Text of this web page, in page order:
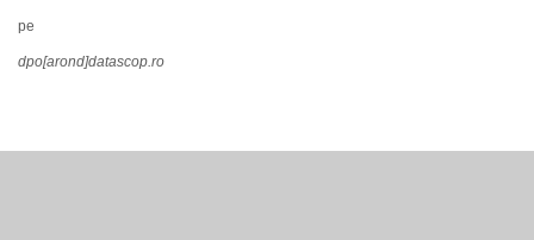
pe
dpo[arond]datascop.ro